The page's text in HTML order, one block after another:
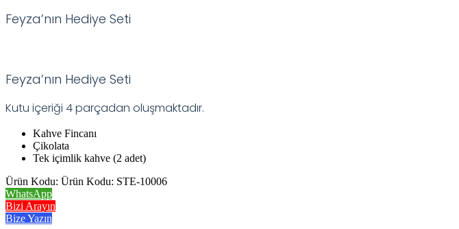
Feyza’nın Hediye Seti
Feyza’nın Hediye Seti
Kutu içeriği 4 parçadan oluşmaktadır.
Kahve Fincanı
Çikolata
Tek içimlik kahve (2 adet)
Ürün Kodu: Ürün Kodu: STE-10006
WhatsApp
Bizi Arayın
Bize Yazın